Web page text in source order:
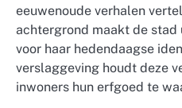
eeuwenoude verhalen
achtergrond maakt de stad
voor haar hedendaagse
verslaggeving houdt deze
inwoners hun erfgoed te